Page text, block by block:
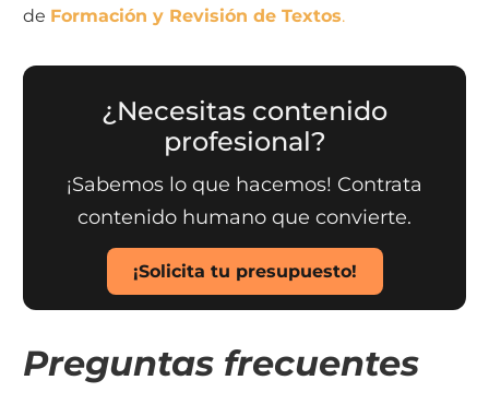
de Formación y Revisión de Textos.
¿Necesitas contenido
profesional?
¡Sabemos lo que hacemos! Contrata
contenido humano que convierte.
¡Solicita tu presupuesto!
Preguntas frecuentes